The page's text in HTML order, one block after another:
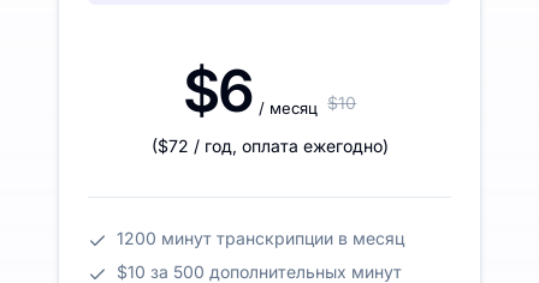
$6 / месяц $10
($72 / год, оплата ежегодно)
1200 минут транскрипции в месяц
$10 за 500 дополнительных минут